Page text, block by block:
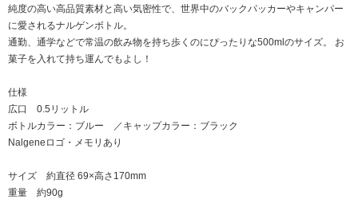
純度の高い高品質素材と高い気密性で、世界中のバックパッカーやキャンパー
に愛されるナルゲンボトル。
通勤、通学などで常温の飲み物を持ち歩くのにぴったりな500mlのサイズ。 お
菓子を入れて持ち運んでもよし！
仕様
広口 0.5リットル
ボトルカラー：ブルー ／キャップカラー：ブラック
Nalgeneロゴ・メモリあり
サイズ 約直径 69×高さ170mm
重量 約90g